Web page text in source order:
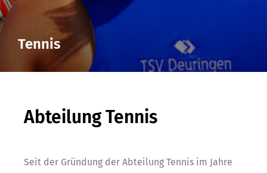
Tennis
Abteilung Tennis
Seit der Gründung der Abteilung Tennis im Jahre